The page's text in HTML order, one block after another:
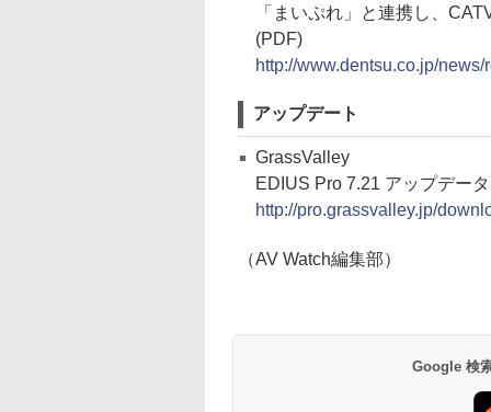
「まいぷれ」と連携し、
(PDF)
http://www.dentsu.co.jp/
アップデート
GrassValley
EDIUS Pro 7.21 アップデータ
http://pro.grassvalley.jp/
（AV Watch編集部）
Google 検